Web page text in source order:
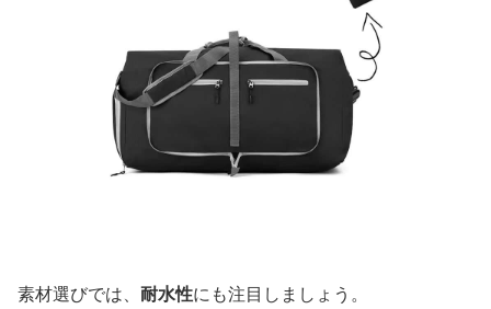
素材選びでは、 耐水性にも注目しましょう。